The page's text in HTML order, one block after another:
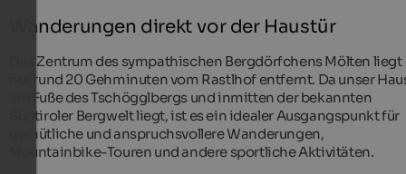
Wanderungen direkt vor der Haustür
Das Zentrum des sympathischen Bergdörfchens Mölten liegt
nur rund 20 Gehminuten vom Rastlhof entfernt. Da unser
am Fuße des Tschögglbergs und inmitten der bekannten
Südtiroler Bergwelt liegt, ist es ein idealer Ausgangspunkt für
gemütliche und anspruchsvollere Wanderungen,
Mountainbike-Touren und andere sportliche Aktivitäten.